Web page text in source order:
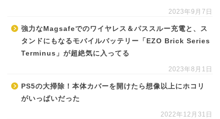
2023年9月7日
強力なMagsafeでのワイヤレス＆パススルー充電と、ス
タンドにもなるモバイルバッテリー「EZO Brick Series
Terminus」が超絶気に入ってる
2023年8月1日
PS5の大掃除！本体カバーを開けたら想像以上にホコリ
がいっぱいだった
2022年12月31日